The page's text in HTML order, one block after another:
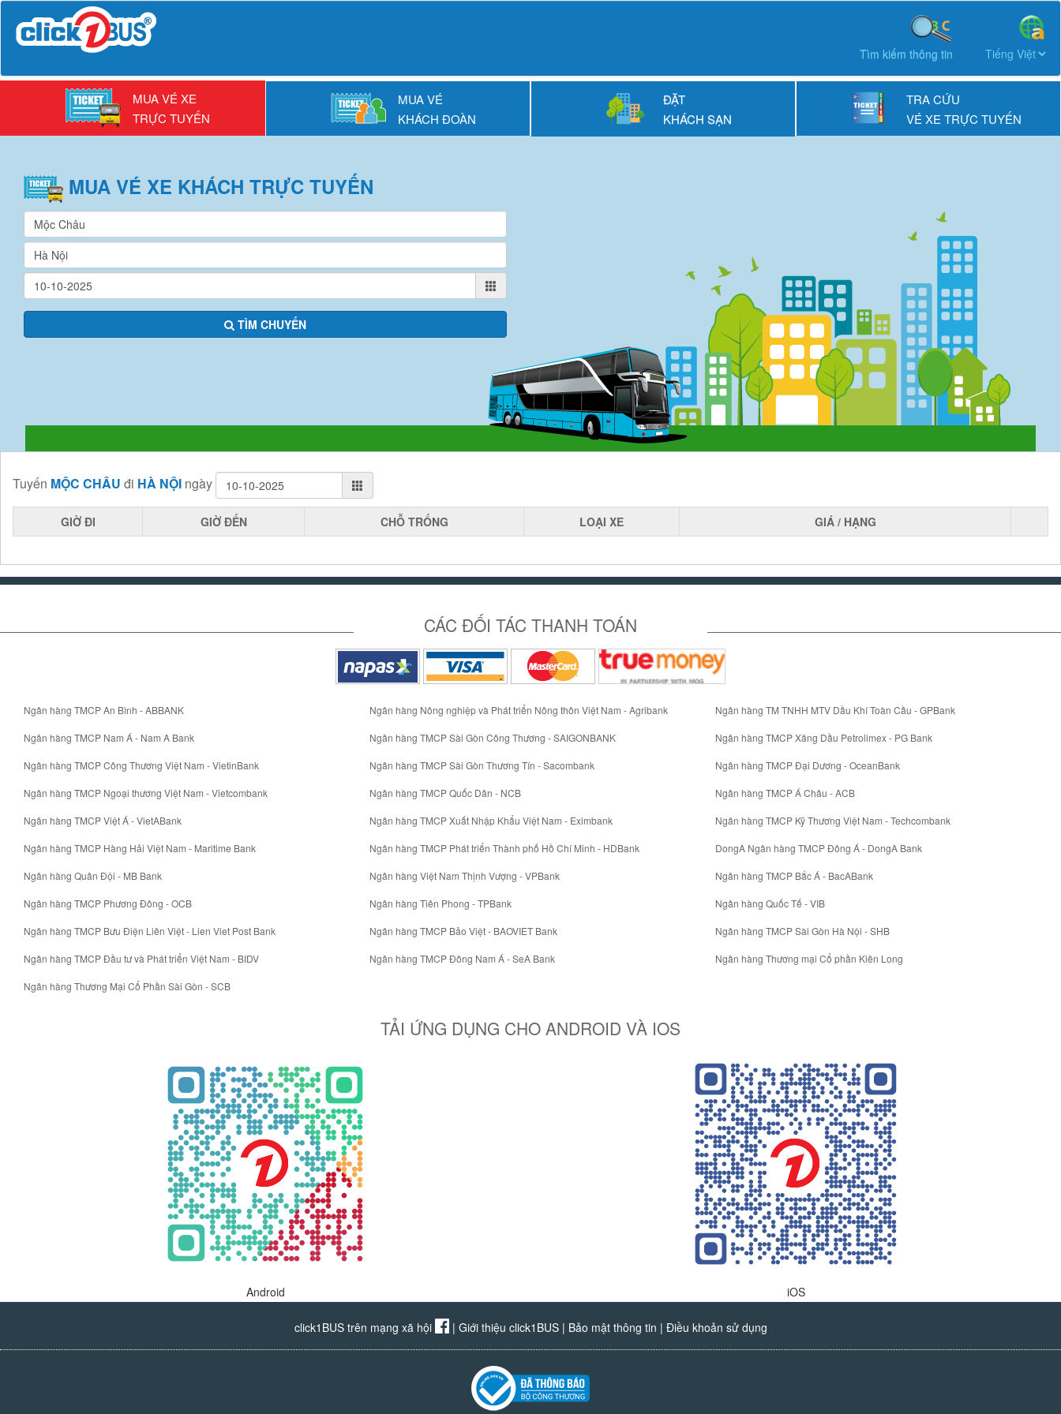
Tìm kiếm thông tin
MUA VÉ XE
TRỰC TUYẾN
MUA VÉ
KHÁCH ĐOÀN
ĐẶT
KHÁCH SẠN
TRA CỨU
VÉ XE TRỰC TUYẾN
MUA VÉ XE KHÁCH TRỰC TUYẾN
TÌM CHUYẾN
Tuyến MỘC CHÂU đi HÀ NỘI ngày
GIỜ ĐI GIỜ ĐẾN CHỖ TRỐNG LOẠI XE GIÁ / HẠNG
CÁC ĐỐI TÁC THANH TOÁN
Ngân hàng TMCP An Bình - ABBANK
Ngân hàng TMCP Nam Á - Nam A Bank
Ngân hàng TMCP Công Thương Việt Nam - VietinBank
Ngân hàng TMCP Ngoại thương Việt Nam - Vietcombank
Ngân hàng TMCP Việt Á - VietABank
Ngân hàng TMCP Hàng Hải Việt Nam - Maritime Bank
Ngân hàng Quân Đội - MB Bank
Ngân hàng TMCP Phương Đông - OCB
Ngân hàng TMCP Bưu Điện Liên Việt - Lien Viet Post Bank
Ngân hàng TMCP Đầu tư và Phát triển Việt Nam - BIDV
Ngân hàng Thương Mại Cổ Phần Sài Gòn - SCB
Ngân hàng Nông nghiệp và Phát triển Nông thôn Việt Nam - Agribank
Ngân hàng TMCP Sài Gòn Công Thương - SAIGONBANK
Ngân hàng TMCP Sài Gòn Thương Tín - Sacombank
Ngân hàng TMCP Quốc Dân - NCB
Ngân hàng TMCP Xuất Nhập Khẩu Việt Nam - Eximbank
Ngân hàng TMCP Phát triển Thành phố Hồ Chí Minh - HDBank
Ngân hàng Việt Nam Thịnh Vượng - VPBank
Ngân hàng Tiên Phong - TPBank
Ngân hàng TMCP Bảo Việt - BAOVIET Bank
Ngân hàng TMCP Đông Nam Á - SeA Bank
Ngân hàng TM TNHH MTV Dầu Khí Toàn Cầu - GPBank
Ngân hàng TMCP Xăng Dầu Petrolimex - PG Bank
Ngân hàng TMCP Đại Dương - OceanBank
Ngân hàng TMCP Á Châu - ACB
Ngân hàng TMCP Kỹ Thương Việt Nam - Techcombank
DongA Ngân hàng TMCP Đông Á - DongA Bank
Ngân hàng TMCP Bắc Á - BacABank
Ngân hàng Quốc Tế - VIB
Ngân hàng TMCP Sài Gòn Hà Nội - SHB
Ngân hàng Thương mại Cổ phần Kiên Long
TẢI ỨNG DỤNG CHO ANDROID VÀ IOS
Android iOS
click1BUS trên mạng xã hội | Giới thiệu click1BUS| Bảo mật thông tin | Điều khoản sử dụng